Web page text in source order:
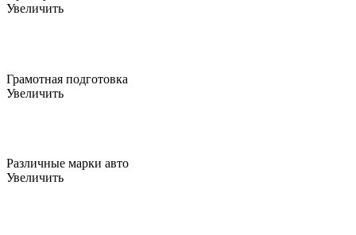
Увеличить
Грамотная подготовка
Увеличить
Различные марки авто
Увеличить